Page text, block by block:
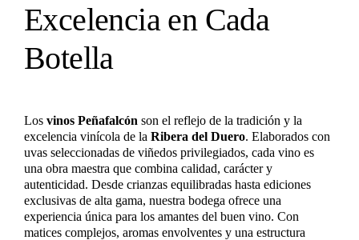
Excelencia en Cada
Botella
Los vinos Peñafalcón son el reflejo de la tradición y la
excelencia vinícola de la Ribera del Duero. Elaborados con
uvas seleccionadas de viñedos privilegiados, cada vino es
una obra maestra que combina calidad, carácter y
autenticidad. Desde crianzas equilibradas hasta ediciones
exclusivas de alta gama, nuestra bodega ofrece una
experiencia única para los amantes del buen vino. Con
matices complejos, aromas envolventes y una estructura